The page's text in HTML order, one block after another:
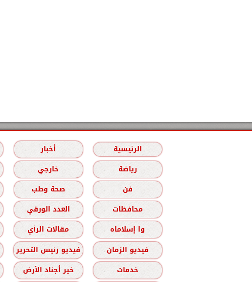
الرئيسية أخبار
رياضة
خارجي
فن
صحة وطب
محافظات
العدد الورقي
وا إسلاماه
مقالات الرأي
فيديو الزمان
فيديو رئيس التحرير
خدمات
خير أجناد الأرض